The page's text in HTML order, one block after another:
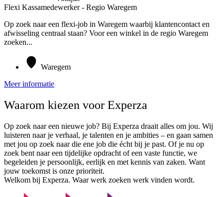
Flexi Kassamedewerker - Regio Waregem
Op zoek naar een flexi-job in Waregem waarbij klantencontact en
afwisseling centraal staan? Voor een winkel in de regio Waregem
zoeken...
Waregem
Meer informatie
Waarom kiezen voor Experza
Op zoek naar een nieuwe job? Bij Experza draait alles om jou. Wij
luisteren naar je verhaal, je talenten en je ambities – en gaan samen
met jou op zoek naar die ene job die écht bij je past. Of je nu op
zoek bent naar een tijdelijke opdracht of een vaste functie, we
begeleiden je persoonlijk, eerlijk en met kennis van zaken. Want
jouw toekomst is onze prioriteit.
Welkom bij Experza. Waar werk zoeken werk vinden wordt.